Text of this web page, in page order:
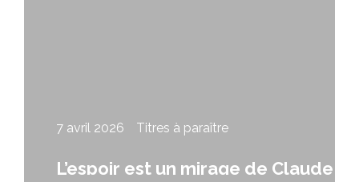
7 avril 2026 Titres à paraître
L’espoir est un mirage de Claude